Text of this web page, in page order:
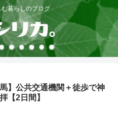
暮らしのブログ
馬】公共交通機関＋徒歩で神
【2日間】